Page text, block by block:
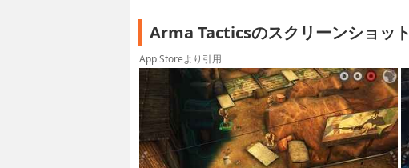
Arma Tacticsのスクリーンショット
App Storeより引用